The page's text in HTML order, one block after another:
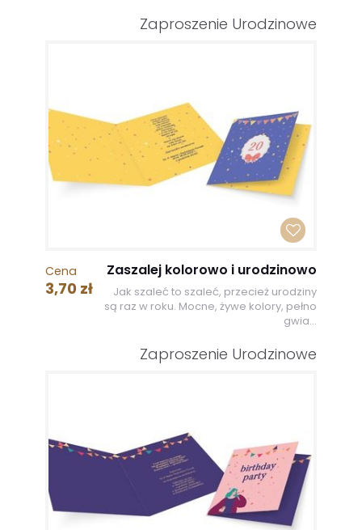
Zaproszenie Urodzinowe
Cena
3,70 zł
Zaszalej kolorowo i urodzinowo
Jak szaleć to szaleć, przecież urodziny
są raz w roku. Mocne, żywe kolory, pełno
gwia...
Zaproszenie Urodzinowe